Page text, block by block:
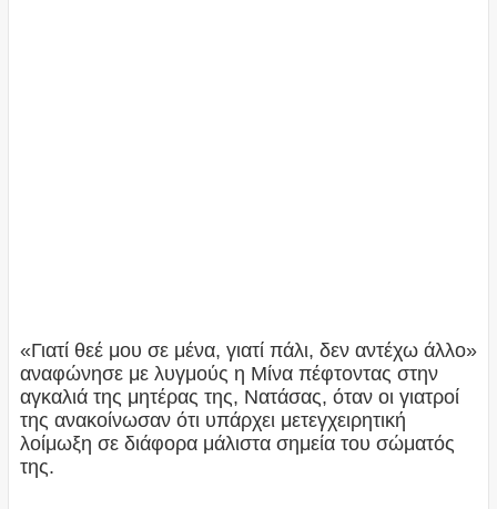
«Γιατί θεέ μου σε μένα, γιατί πάλι, δεν αντέχω άλλο»
αναφώνησε με λυγμούς η Μίνα πέφτοντας στην
αγκαλιά της μητέρας της, Νατάσας, όταν οι γιατροί
της ανακοίνωσαν ότι υπάρχει μετεγχειρητική
λοίμωξη σε διάφορα μάλιστα σημεία του σώματός
της.